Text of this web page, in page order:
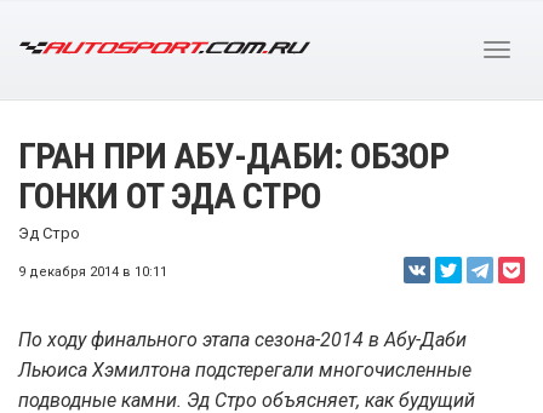
ГРАН ПРИ АБУ-ДАБИ: ОБЗОР
ГОНКИ ОТ ЭДА СТРО
Эд Стро
9 декабря 2014 в 10:11
По ходу финального этапа сезона-2014 в Абу-Даби
Льюиса Хэмилтона подстерегали многочисленные
подводные камни. Эд Стро объясняет, как будущий